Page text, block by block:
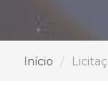
Início